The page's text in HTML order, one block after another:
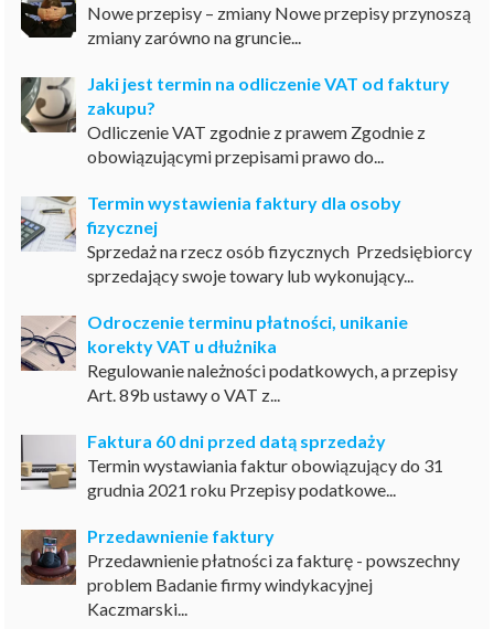
Nowe przepisy – zmiany Nowe przepisy przynoszą
zmiany zarówno na gruncie...
Jaki jest termin na odliczenie VAT od faktury
zakupu?
Odliczenie VAT zgodnie z prawem Zgodnie z
obowiązującymi przepisami prawo do...
Termin wystawienia faktury dla osoby
fizycznej
Sprzedaż na rzecz osób fizycznych Przedsiębiorcy
sprzedający swoje towary lub wykonujący...
Odroczenie terminu płatności, unikanie
korekty VAT u dłużnika
Regulowanie należności podatkowych, a przepisy
Art. 89b ustawy o VAT z...
Faktura 60 dni przed datą sprzedaży
Termin wystawiania faktur obowiązujący do 31
grudnia 2021 roku Przepisy podatkowe...
Przedawnienie faktury
Przedawnienie płatności za fakturę - powszechny
problem Badanie firmy windykacyjnej
Kaczmarski...